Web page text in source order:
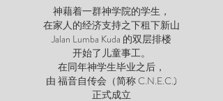
神藉着一群神学院的学生，
在家人的经济支持之下租下新山
Jalan Lumba Kuda 的双层排楼
开始了儿童事工。
在同年神学生毕业之后，
由 福音自传会（简称 C.N.E.C.)
正式成立